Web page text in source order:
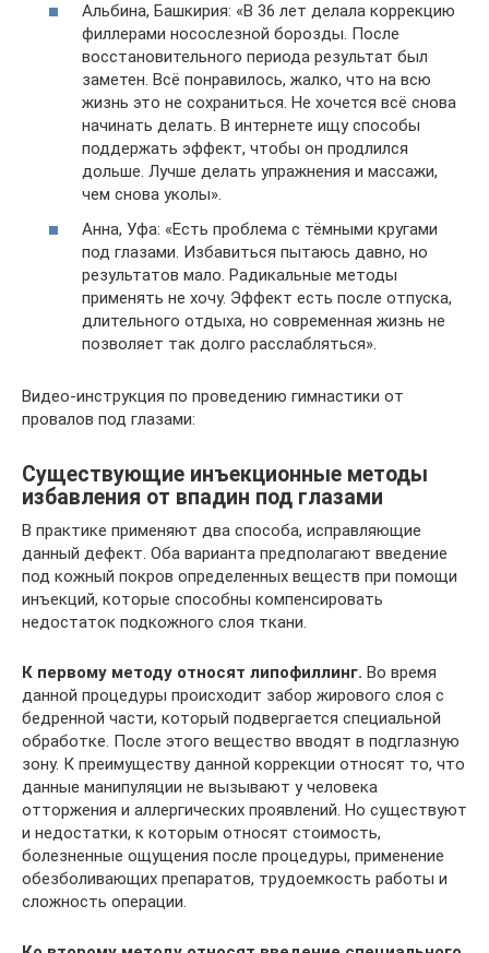
Альбина, Башкирия: «В 36 лет делала коррекцию
филлерами носослезной борозды. После
восстановительного периода результат был
заметен. Всё понравилось, жалко, что на всю
жизнь это не сохраниться. Не хочется всё снова
начинать делать. В интернете ищу способы
поддержать эффект, чтобы он продлился
дольше. Лучше делать упражнения и массажи,
чем снова уколы».
Анна, Уфа: «Есть проблема с тёмными кругами
под глазами. Избавиться пытаюсь давно, но
результатов мало. Радикальные методы
применять не хочу. Эффект есть после отпуска,
длительного отдыха, но современная жизнь не
позволяет так долго расслабляться».
Видео-инструкция по проведению гимнастики от
провалов под глазами:
Существующие инъекционные методы
избавления от впадин под глазами
В практике применяют два способа, исправляющие
данный дефект. Оба варианта предполагают введение
под кожный покров определенных веществ при помощи
инъекций, которые способны компенсировать
недостаток подкожного слоя ткани.
К первому методу относят липофиллинг. Во время
данной процедуры происходит забор жирового слоя с
бедренной части, который подвергается специальной
обработке. После этого вещество вводят в подглазную
зону. К преимуществу данной коррекции относят то, что
данные манипуляции не вызывают у человека
отторжения и аллергических проявлений. Но существуют
и недостатки, к которым относят стоимость,
болезненные ощущения после процедуры, применение
обезболивающих препаратов, трудоемкость работы и
сложность операции.